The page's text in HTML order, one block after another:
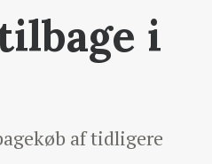
i
af tidligere